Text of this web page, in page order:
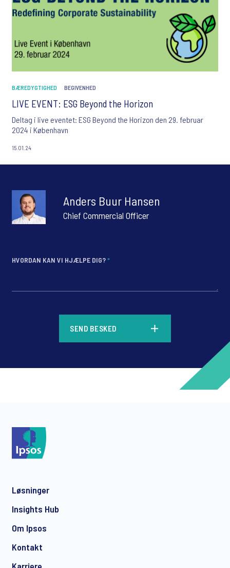
BÆREDYGTIGHED BEGIVENHED
LIVE EVENT: ESG Beyond the Horizon
Deltag i live eventet: ESG Beyond the Horizon den 29. februar
2024 i København
15.01.24
Anders Buur Hansen
Chief Commercial Officer
HVORDAN KAN VI HJÆLPE DIG?*
SEND BESKED
Løsninger
Insights Hub
Om Ipsos
Kontakt